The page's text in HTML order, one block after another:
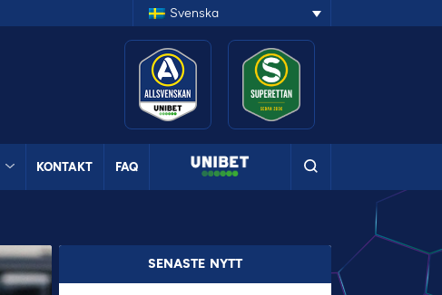
Svenska
KONTAKT FAQ
SENASTE NYTT